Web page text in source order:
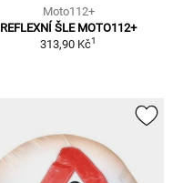
Moto112+
REFLEXNÍ ŠLE MOTO112+
313,90 Kč1